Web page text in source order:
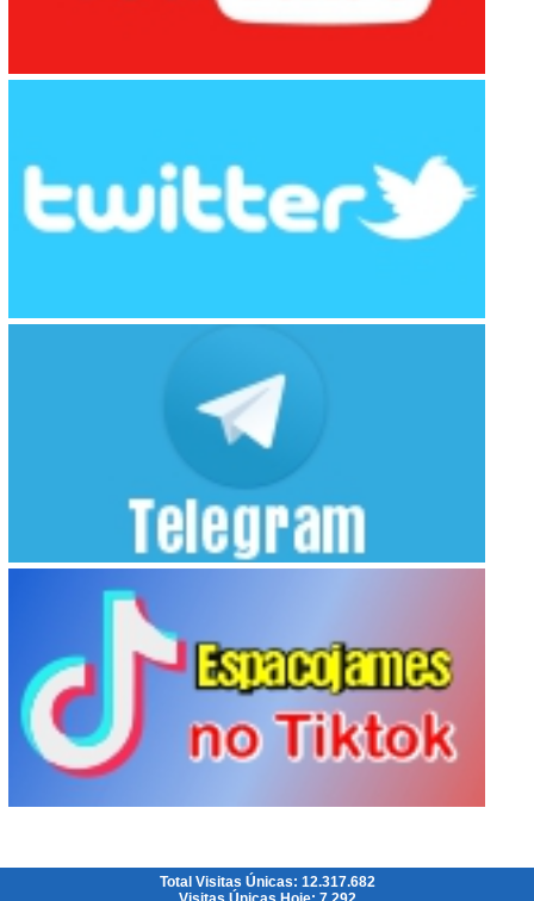
Total Visitas Únicas: 12.317.682